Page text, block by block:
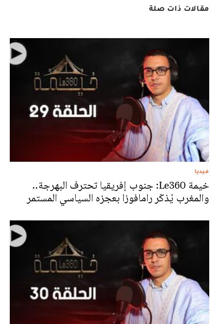
مقالات ذات صلة
ميديا
خيمة Le360: جنوب إفريقيا تحترف البهرجة..
والمغرب يُذكّر رامافوزا بعجزه السياسي المستمر